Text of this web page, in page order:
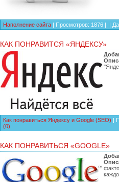
Наполнение сайта | Просмотров: 1876 | |
КАК ПОНРАВИТСЯ «ЯНДЕКСУ»
Как понравиться Яндексу и Google (SEO) |
(0)
КАК ПОНРАВИТЬСЯ «GOOGLE»